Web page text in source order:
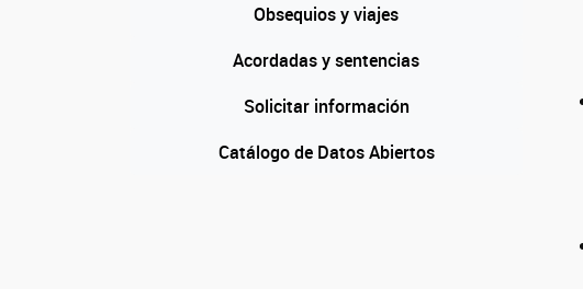
Obsequios y viajes
Acordadas y sentencias
Solicitar información
Catálogo de Datos Abiertos